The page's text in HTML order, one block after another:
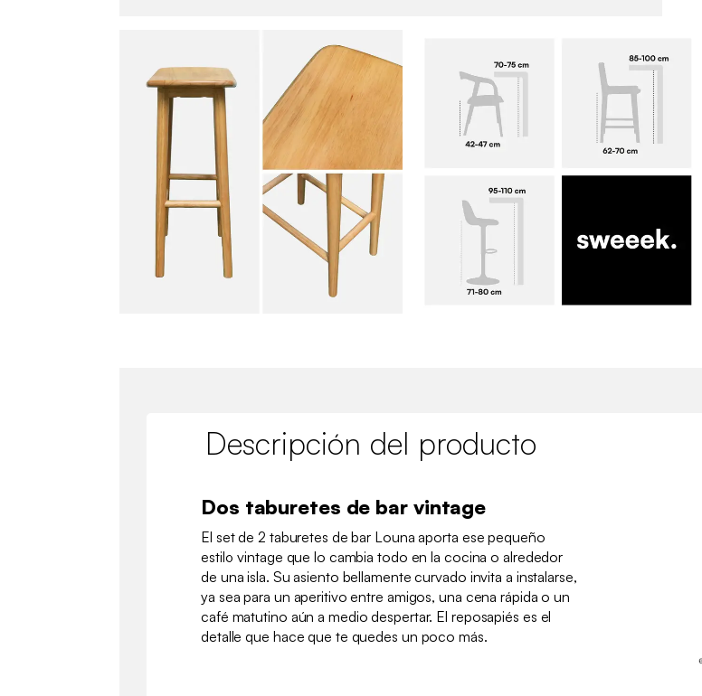
Descripción del producto
Dos taburetes de bar vintage
El set de 2 taburetes de bar Louna aporta ese pequeño
estilo vintage que lo cambia todo en la cocina o alrededor
de una isla. Su asiento bellamente curvado invita a instalarse,
ya sea para un aperitivo entre amigos, una cena rápida o un
café matutino aún a medio despertar. El reposapiés es el
detalle que hace que te quedes un poco más.